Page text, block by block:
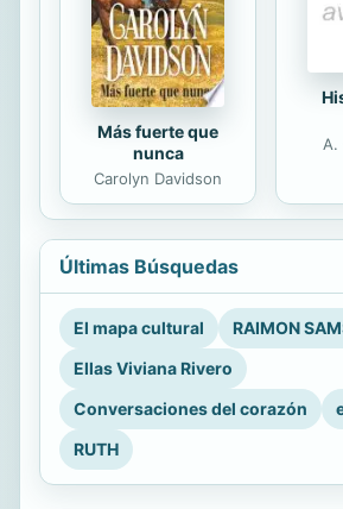
Más fuerte que
nunca
Carolyn Davidson
A.
Últimas Búsquedas
El mapa cultural
RAIMON
Ellas Viviana Rivero
Conversaciones del corazón
RUTH